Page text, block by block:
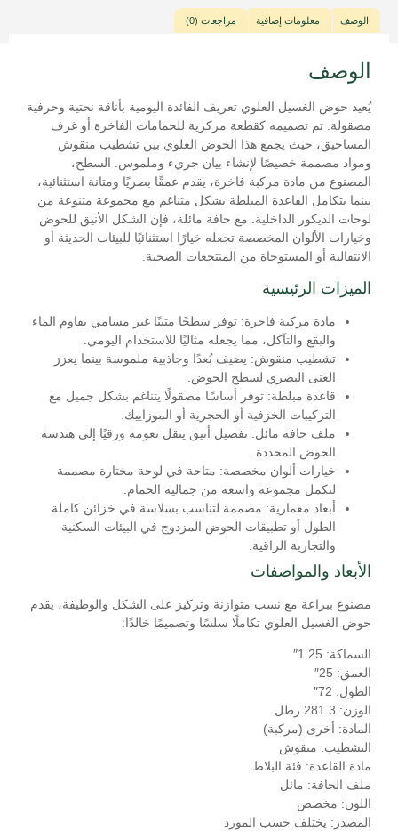
الوصف معلومات إضافية مراجعات (0)
الوصف
يُعيد حوض الغسيل العلوي تعريف الفائدة اليومية بأناقة نحتية وحرفية
مصقولة. تم تصميمه كقطعة مركزية للحمامات الفاخرة أو غرف
المساحيق، حيث يجمع هذا الحوض العلوي بين تشطيب منقوش
ومواد مصممة خصيصًا لإنشاء بيان جريء وملموس. السطح،
المصنوع من مادة مركبة فاخرة، يقدم عمقًا بصريًا ومتانة استثنائية،
بينما يتكامل القاعدة المبلطة بشكل متناغم مع مجموعة متنوعة من
لوحات الديكور الداخلية. مع حافة مائلة، فإن الشكل الأنيق للحوض
وخيارات الألوان المخصصة تجعله خيارًا استثنائيًا للبيئات الحديثة أو
الانتقالية أو المستوحاة من المنتجعات الصحية.
الميزات الرئيسية
مادة مركبة فاخرة: توفر سطحًا متينًا غير مسامي يقاوم الماء
والبقع والتآكل، مما يجعله مثاليًا للاستخدام اليومي.
تشطيب منقوش: يضيف بُعدًا وجاذبية ملموسة بينما يعزز
الغنى البصري لسطح الحوض.
قاعدة مبلطة: توفر أساسًا مصقولًا يتناغم بشكل جميل مع
التركيبات الخزفية أو الحجرية أو الموزاييك.
ملف حافة مائل: تفصيل أنيق ينقل نعومة ورقيًا إلى هندسة
الحوض المحددة.
خيارات ألوان مخصصة: متاحة في لوحة مختارة مصممة
لتكمل مجموعة واسعة من جمالية الحمام.
أبعاد معمارية: مصممة لتناسب بسلاسة في خزائن كاملة
الطول أو تطبيقات الحوض المزدوج في البيئات السكنية
والتجارية الراقية.
الأبعاد والمواصفات
مصنوع ببراعة مع نسب متوازنة وتركيز على الشكل والوظيفة، يقدم
حوض الغسيل العلوي تكاملًا سلسًا وتصميمًا خالدًا:
السماكة:
العمق:
الطول:
الوزن:
المادة: أخرى (مركبة)
التشطيب: منقوش
مادة القاعدة: فئة البلاط
ملف الحافة: مائل
اللون: مخصص
المصدر: يختلف حسب المورد